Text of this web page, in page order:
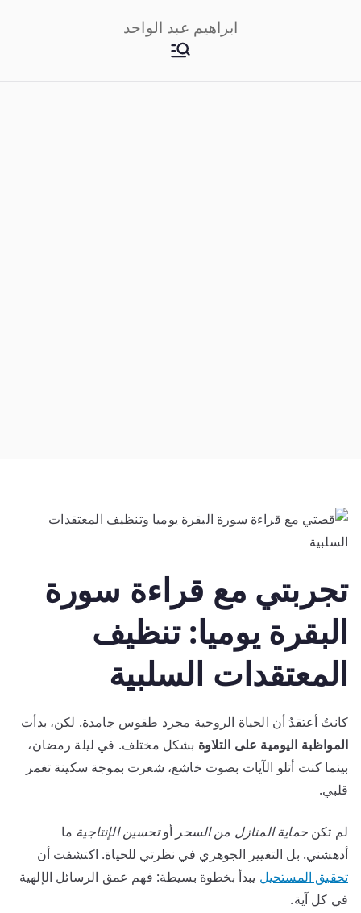
ابراهيم عبد الواحد
تجربتي مع قراءة سورة
البقرة يوميا: تنظيف
المعتقدات السلبية
كانتُ أعتقدُ أن الحياة الروحية مجرد طقوس جامدة. لكن، بدأت
المواظبة اليومية على التلاوة بشكل مختلف. في ليلة رمضان،
بينما كنت أتلو الآيات بصوت خاشع، شعرت بموجة سكينة تغمر
قلبي.
لم تكنحماية المنازل من السحر أوتحسين الإنتاجية ما
أدهشني. بل التغيير الجوهري في نظرتي للحياة. اكتشفت أن
تحقيق المستحيل يبدأ بخطوة بسيطة: فهم عمق الرسائل الإلهية
في كل آية.